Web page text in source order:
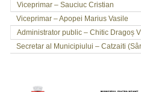
Viceprimar – Sauciuc Cristian
Viceprimar – Apopei Marius Vasile
Administrator public – Chitic Dragoș
Secretar al Municipiului – Catzaiti